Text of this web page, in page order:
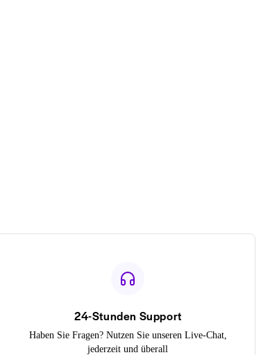
24-Stunden Support
Haben Sie Fragen? Nutzen Sie unseren Live-Chat,
jederzeit und überall